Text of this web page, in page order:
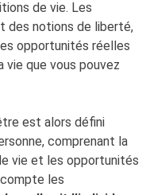
de vie. Les
des notions de liberté,
opportunités réelles
vie que vous pouvez
est alors défini
comprenant la
vie et les opportunités
les